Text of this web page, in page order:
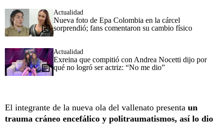
Actualidad
Nueva foto de Epa Colombia en la cárcel
sorprendió; fans comentaron su cambio físico
Actualidad
Exreina que compitió con Andrea Nocetti dijo por
qué no logró ser actriz: “No me dio”
El integrante de la nueva ola del vallenato presenta un
trauma cráneo encefálico y politraumatismos, así lo dio